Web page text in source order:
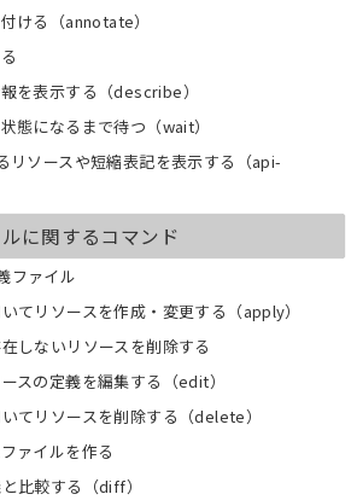
ける（annotate）
を表示する（describe）
態になるまで待つ（wait）
ソースや短縮表記を表示する（api-
に関するコマンド
ァイル
てリソースを作成・変更する（apply）
しないリソースを削除する
スの定義を編集する（edit）
てリソースを削除する（delete）
ァイルを作る
比較する（diff）